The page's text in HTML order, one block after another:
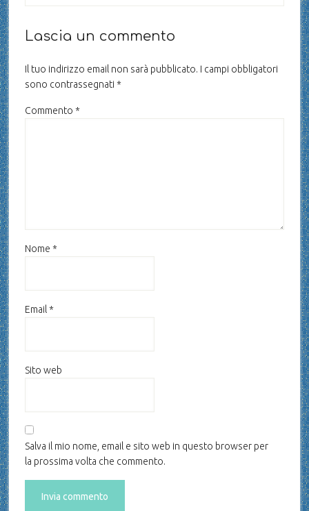
Lascia un commento
Il tuo indirizzo email non sarà pubblicato. I campi obbligatori
sono contrassegnati *
Commento *
Nome *
Email *
Sito web
Salva il mio nome, email e sito web in questo browser per
la prossima volta che commento.